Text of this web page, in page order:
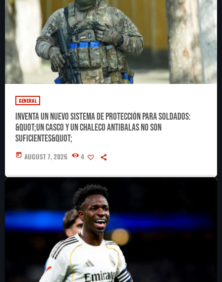
GENERAL
Inventa un nuevo sistema de protección para soldados:
&quot;Un casco y un chaleco antibalas no son
suficientes&quot;
today AUGUST 7, 2026 4